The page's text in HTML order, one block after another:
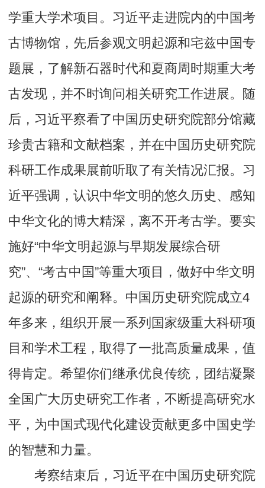
学重大学术项目。习近平走进院内的中国考
古博物馆，先后参观文明起源和宅兹中国专
题展，了解新石器时代和夏商周时期重大考
古发现，并不时询问相关研究工作进展。随
后，习近平察看了中国历史研究院部分馆藏
珍贵古籍和文献档案，并在中国历史研究院
科研工作成果展前听取了有关情况汇报。习
近平强调，认识中华文明的悠久历史、感知
中华文化的博大精深，离不开考古学。要实
施好“中华文明起源与早期发展综合研
究”、“考古中国”等重大项目，做好中华文明
起源的研究和阐释。中国历史研究院成立4
年多来，组织开展一系列国家级重大科研项
目和学术工程，取得了一批高质量成果，值
得肯定。希望你们继承优良传统，团结凝聚
全国广大历史研究工作者，不断提高研究水
平，为中国式现代化建设贡献更多中国史学
的智慧和力量。
考察结束后，习近平在中国历史研究院